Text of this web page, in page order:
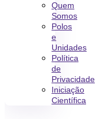
Quem
Somos
Polos
e
Unidades
Política
de
Privacidade
Iniciação
Científica